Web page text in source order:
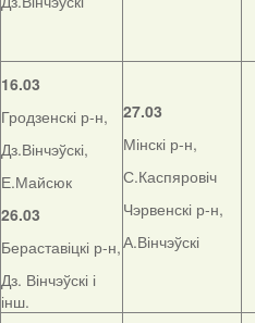
16.03
Гродзенскі р-н,
Дз.Вінчэўскі,
Е.Майсюк
26.03
Бераставіцкі р-н,
Дз. Вінчэўскі і
інш.
27.03
Мінскі р-н,
С.Каспяровіч
Чэрвенскі р-н,
А.Вінчэўскі